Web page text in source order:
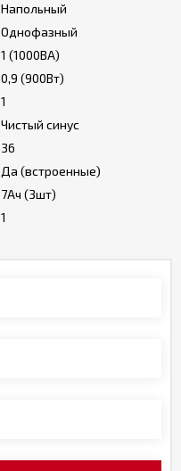
Напольный
Однофазный
1 (1000ВА)
0,9 (900Вт)
1
Чистый синус
36
Да (встроенные)
7Ач (3шт)
1